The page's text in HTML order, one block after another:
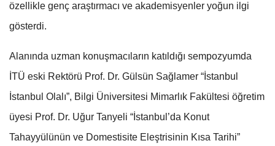
özellikle genç araştırmacı ve akademisyenler yoğun ilgi
gösterdi.
Alanında uzman konuşmacıların katıldığı sempozyumda
İTÜ eski Rektörü Prof. Dr. Gülsün Sağlamer “İstanbul
İstanbul Olalı”, Bilgi Üniversitesi Mimarlık Fakültesi öğretim
üyesi Prof. Dr. Uğur Tanyeli “İstanbul’da Konut
Tahayyülünün ve Domestisite Eleştrisinin Kısa Tarihi”